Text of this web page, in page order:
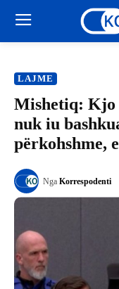
LAJME
Mishetiq: Kjo
nuk iu
përkohshme,
Nga Korrespodenti